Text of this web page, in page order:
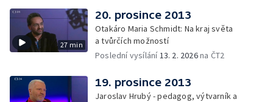
27 min
20. prosince 2013
Otakáro Maria Schmidt: Na kraj světa
a tvůrčích možností
Poslední vysílání13. 2. 2026na ČT2
19. prosince 2013
Jaroslav Hrubý - pedagog, výtvarník a